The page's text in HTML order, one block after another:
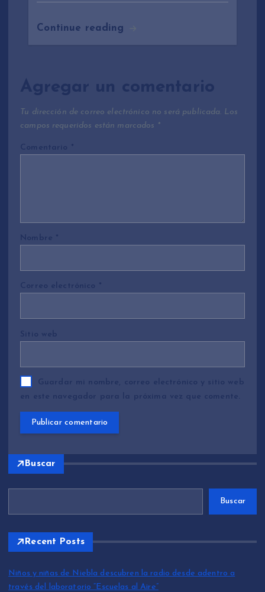
Continue reading
Agregar un comentario
Tu dirección de correo electrónico no será publicada. Los
campos requeridos están marcados *
Comentario *
Nombre *
Correo electrónico *
Sitio web
Guardar mi nombre, correo electrónico y sitio web
en este navegador para la próxima vez que comente.
Buscar
Buscar
Recent Posts
Niños y niñas de Niebla descubren la radio desde adentro a
través del laboratorio “Escuelas al Aire”